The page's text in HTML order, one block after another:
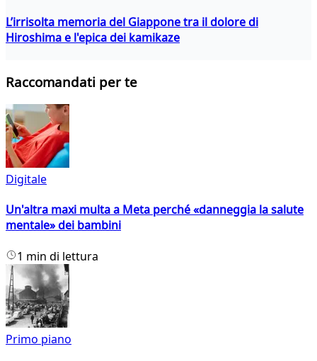
L’irrisolta memoria del Giappone tra il dolore di
Hiroshima e l'epica dei kamikaze
Raccomandati per te
Digitale
Un'altra maxi multa a Meta perché «danneggia la salute
mentale» dei bambini
1 min di lettura
Primo piano